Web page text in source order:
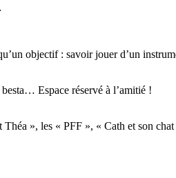
objectif : savoir jouer d’un
Espace réservé à l’amitié !
», les « PFF », « Cath et son